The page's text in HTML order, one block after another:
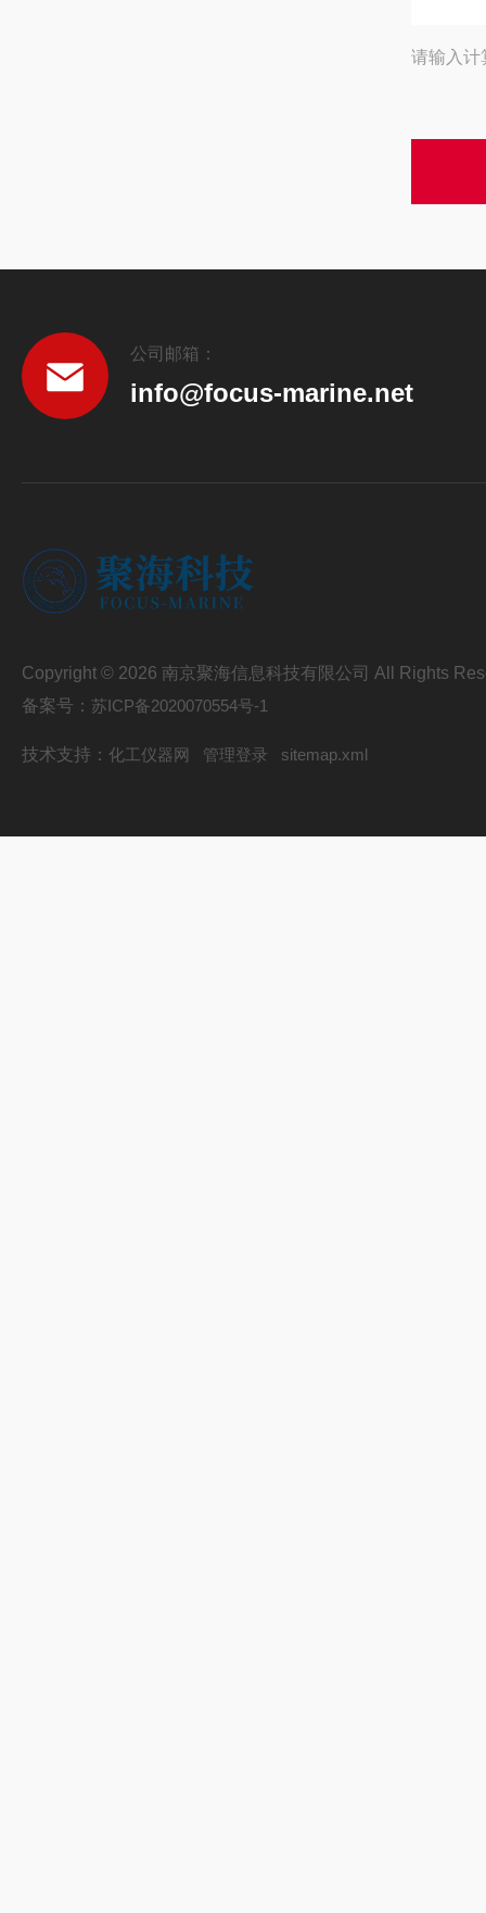
请输入计
公司邮箱：
info@focus-marine.net
Copyright © 2026 南京聚海信息科技有限公司 All Rights
备案号： 苏ICP备2020070554号-1
技术支持： 化工仪器网 管理登录 sitemap.xml